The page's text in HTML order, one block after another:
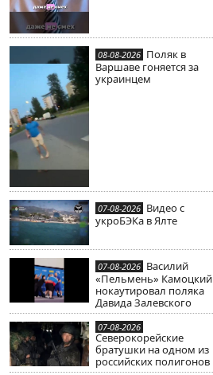
08-08-2026 Поляк в
Варшаве гоняется за
украинцем
07-08-2026 Видео с
укроБЭКа в Ялте
07-08-2026 Василий
«Пельмень» Камоцкий
нокаутировал поляка
Давида Залевского
07-08-2026
Северокорейские
братушки на одном из
российских полигонов